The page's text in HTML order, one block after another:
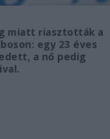
miatt riasztották a
egy 23 éves
a nő pedig